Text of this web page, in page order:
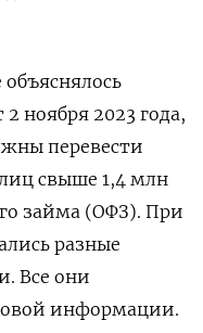
объяснялось
ноября 2023 года,
перевести
свыше 1,4 млн
займа (ОФЗ). При
разные
Все они
информации.